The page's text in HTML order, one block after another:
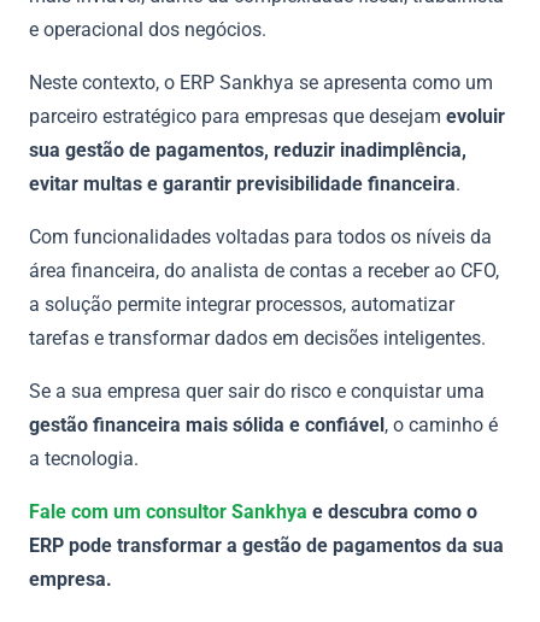
e operacional dos negócios.
Neste contexto, o ERP Sankhya se apresenta como um
parceiro estratégico para empresas que desejam evoluir
sua gestão de pagamentos, reduzir inadimplência,
evitar multas e garantir previsibilidade financeira.
Com funcionalidades voltadas para todos os níveis da
área financeira, do analista de contas a receber ao CFO,
a solução permite integrar processos, automatizar
tarefas e transformar dados em decisões inteligentes.
Se a sua empresa quer sair do risco e conquistar uma
gestão financeira mais sólida e confiável, o caminho é
a tecnologia.
Fale com um consultor Sankhya e descubra como o
ERP pode transformar a gestão de pagamentos da sua
empresa.